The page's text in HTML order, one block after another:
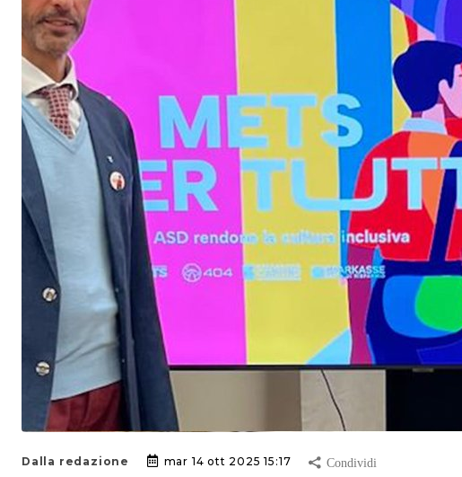
Dalla redazione mar 14 ott 2025 15:17